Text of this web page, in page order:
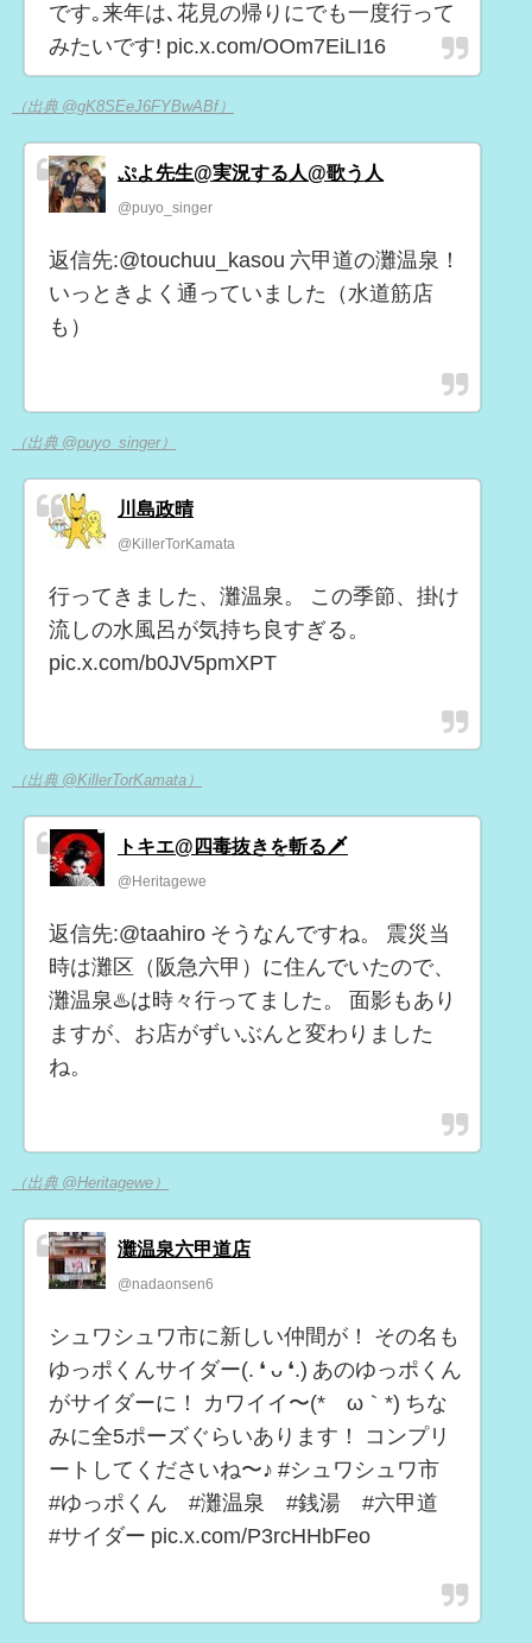
です｡来年は､花見の帰りにでも一度行って
みたいです! pic.x.com/OOm7EiLI16
（出典 @gK8SEeJ6FYBwABf）
ぷよ先生@実況する人@歌う人
@puyo_singer
返信先:@touchuu_kasou 六甲道の灘温泉！
いっときよく通っていました（水道筋店
も）
（出典 @puyo_singer）
川島政晴
@KillerTorKamata
行ってきました、灘温泉。 この季節、掛け
流しの水風呂が気持ち良すぎる。
pic.x.com/b0JV5pmXPT
（出典 @KillerTorKamata）
トキエ@四毒抜きを斬る🗡️
@Heritagewe
返信先:@taahiro そうなんですね。 震災当
時は灘区（阪急六甲）に住んでいたので、
灘温泉♨️は時々行ってました。 面影もあり
ますが、お店がずいぶんと変わりました
ね。
（出典 @Heritagewe）
灘温泉六甲道店
@nadaonsen6
シュワシュワ市に新しい仲間が！ その名も
ゆっポくんサイダー(⁠.⁠ ⁠❛⁠ ⁠ᴗ⁠ ⁠❛⁠.⁠) あのゆっポくん
がサイダーに！ カワイイ〜(⁠*⁠´⁠ω⁠｀⁠*⁠) ちな
みに全5ポーズぐらいあります！ コンプリ
ートしてくださいね〜♪ #シュワシュワ市
#ゆっポくん #灘温泉 #銭湯 #六甲道
#サイダー pic.x.com/P3rcHHbFeo